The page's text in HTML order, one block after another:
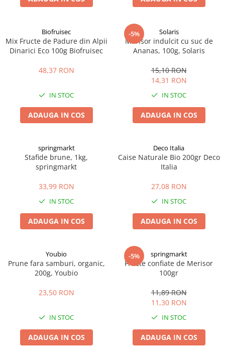
Biofruisec
Mix Fructe de Padure din Alpii
Dinarici Eco 100g Biofruisec
48,37 RON
IN STOC
ADAUGA IN COS
-5% Solaris
Merisor indulcit cu suc de
Ananas, 100g, Solaris
15,10 RON
14,31 RON
IN STOC
ADAUGA IN COS
springmarkt
Stafide brune, 1kg,
springmarkt
33,99 RON
IN STOC
ADAUGA IN COS
Deco Italia
Caise Naturale Bio 200gr Deco
Italia
27,08 RON
IN STOC
ADAUGA IN COS
Youbio
Prune fara samburi, organic,
200g, Youbio
23,50 RON
IN STOC
ADAUGA IN COS
-5% springmarkt
Fructe confiate de Merisor
100gr
11,89 RON
11,30 RON
IN STOC
ADAUGA IN COS